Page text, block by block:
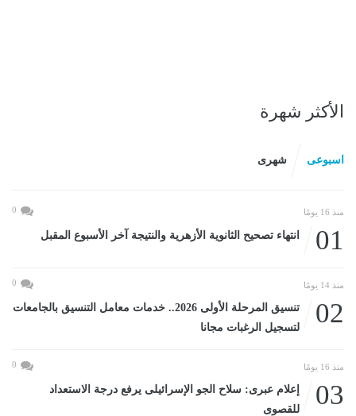
الأكثر شهرة
اسبوعى شهرى
منذ 16 يومًا 0
01 انتهاء تصحيح الثانوية الأزهرية والنتيجة آخر الأسبوع المقبل
منذ 14 يومًا 0
02
تنسيق المرحلة الأولى 2026.. خدمات معامل التنسيق بالجامعات
لتسجيل الرغبات مجانا
منذ 16 يومًا 0
03
إعلام عبرى: سلاح الجو الإسرائيلى يرفع درجة الاستعداد
للقصوى